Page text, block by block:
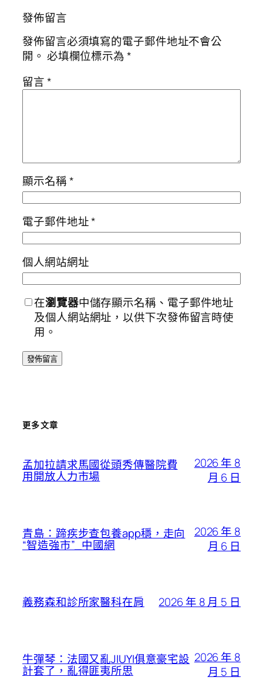
發佈留言
發佈留言必須填寫的電子郵件地址不會公
開。 必填欄位標示為*
留言*
顯示名稱*
電子郵件地址*
個人網站網址
在瀏覽器中儲存顯示名稱、電子郵件地址
及個人網站網址，以供下次發佈留言時使
用。
更多文章
孟加拉請求馬國從頭秀傳醫院費
用開放人力市場
2026 年 8
月 6 日
青島：蹄疾步查包養app穩，走向
“智造強市”_中國網
2026 年 8
月 6 日
義務森和診所家醫科在肩 2026 年 8 月 5 日
牛彈琴：法國又亂JIUYI俱意豪宅設
計套了，亂得匪夷所思
2026 年 8
月 5 日